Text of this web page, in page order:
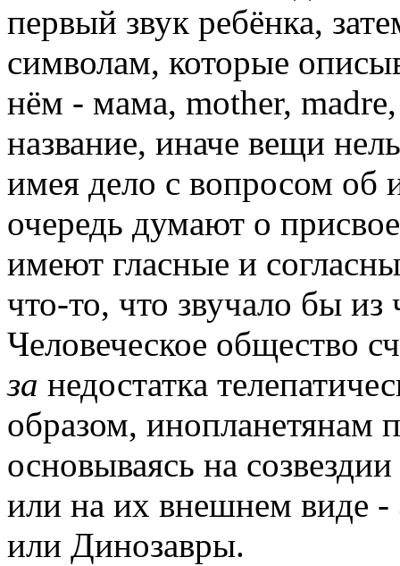
первый звук ребёнка,
символам, которые
нём - мама, mother,
название, иначе вещи
имея дело с вопросом об
очередь думают о
имеют гласные и
что-то, что звучало бы из
Человеческое общество
за недостатка
образом, инопланетянам
основываясь на
или на их внешнем виде
или Динозавры.